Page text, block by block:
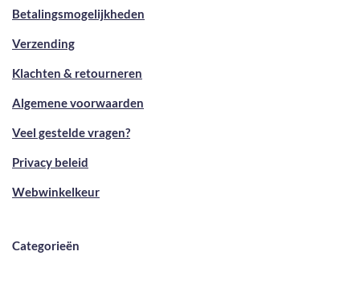
Betalingsmogelijkheden
Verzending
Klachten & retourneren
Algemene voorwaarden
Veel gestelde vragen?
Privacy beleid
Webwinkelkeur
Categorieën